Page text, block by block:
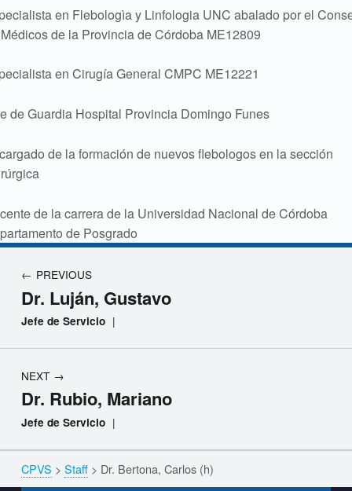
F
E
E
E
V
C
O
en Flebologìa y Linfologia UNC abalado por el
de la Provincia de Córdoba ME12809
en Cirugía General CMPC ME12221
de Guardia Hospital Provincia Domingo Funes
de la formación de nuevos flebologos en la sección
de la carrera de la Universidad Nacional de Córdoba
de Posgrado
PREVIOUS
Dr. Luján, Gustavo
Jefe de Servicio |
NEXT
Dr. Rubio, Mariano
Jefe de Servicio |
Breadcrumbs navigation
CPVS > Staff> Dr. Bertona, Carlos (h)